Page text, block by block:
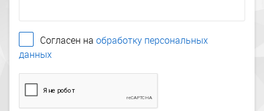
Согласен на обработку персональных
данных